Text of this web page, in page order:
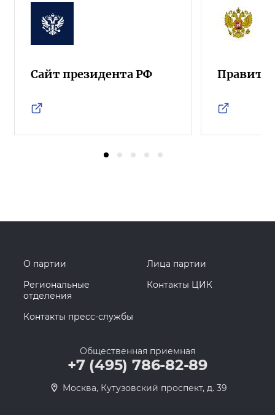
Сайт президента РФ
О партии
Лица партии
Региональные
отделения
Контакты ЦИК
Контакты пресс-службы
Общественная приемная
+7 (495) 786-82-89
Москва, Кутузовский проспект, д. 39